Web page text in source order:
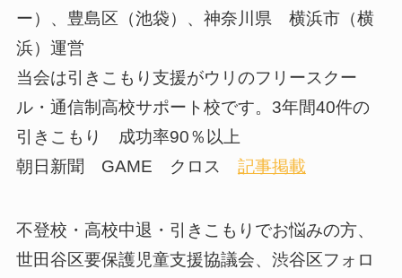
ー）、豊島区（池袋）、神奈川県 横浜市（横
浜）運営
当会は引きこもり支援がウリのフリースクー
ル・通信制高校サポート校です。3年間40件の
引きこもり 成功率90％以上
朝日新聞 GAME クロス 記事掲載
不登校・高校中退・引きこもりでお悩みの方、
世田谷区要保護児童支援協議会、渋谷区フォロ